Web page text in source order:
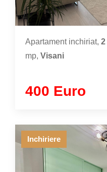
Apartament inchiriat, 2
mp, Visani
400 Euro
Inchiriere